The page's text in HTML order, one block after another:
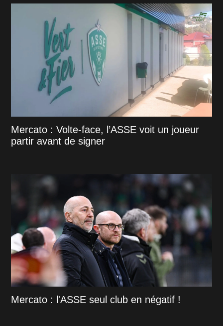
Mercato : Volte-face, l’ASSE voit un joueur
partir avant de signer
Mercato : l'ASSE seul club en négatif !